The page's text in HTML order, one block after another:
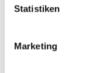
Statistiken
Marketing